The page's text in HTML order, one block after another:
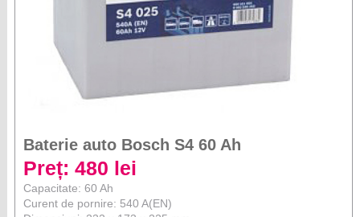
Baterie auto Bosch S4 60 Ah
Preț: 480 lei
Capacitate: 60 Ah
Curent de pornire: 540 A(EN)